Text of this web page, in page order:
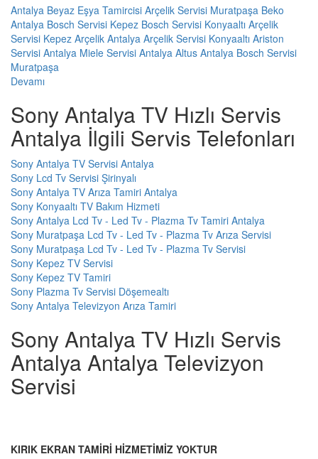
Antalya Beyaz Eşya Tamircisi Arçelik Servisi Muratpaşa Beko
Antalya Bosch Servisi Kepez Bosch Servisi Konyaaltı Arçelik
Servisi Kepez Arçelik Antalya Arçelik Servisi Konyaaltı Ariston
Servisi Antalya Miele Servisi Antalya Altus Antalya Bosch Servisi
Muratpaşa
Devamı
Sony Antalya TV Hızlı Servis
Antalya İlgili Servis Telefonları
Sony Antalya TV Servisi Antalya
Sony Lcd Tv Servisi Şirinyalı
Sony Antalya TV Arıza Tamiri Antalya
Sony Konyaaltı TV Bakım Hizmeti
Sony Antalya Lcd Tv - Led Tv - Plazma Tv Tamiri Antalya
Sony Muratpaşa Lcd Tv - Led Tv - Plazma Tv Arıza Servisi
Sony Muratpaşa Lcd Tv - Led Tv - Plazma Tv Servisi
Sony Kepez TV Servisi
Sony Kepez TV Tamiri
Sony Plazma Tv Servisi Döşemealtı
Sony Antalya Televizyon Arıza Tamiri
Sony Antalya TV Hızlı Servis
Antalya Antalya Televizyon
Servisi
KIRIK EKRAN TAMİRİ HİZMETİMİZ YOKTUR